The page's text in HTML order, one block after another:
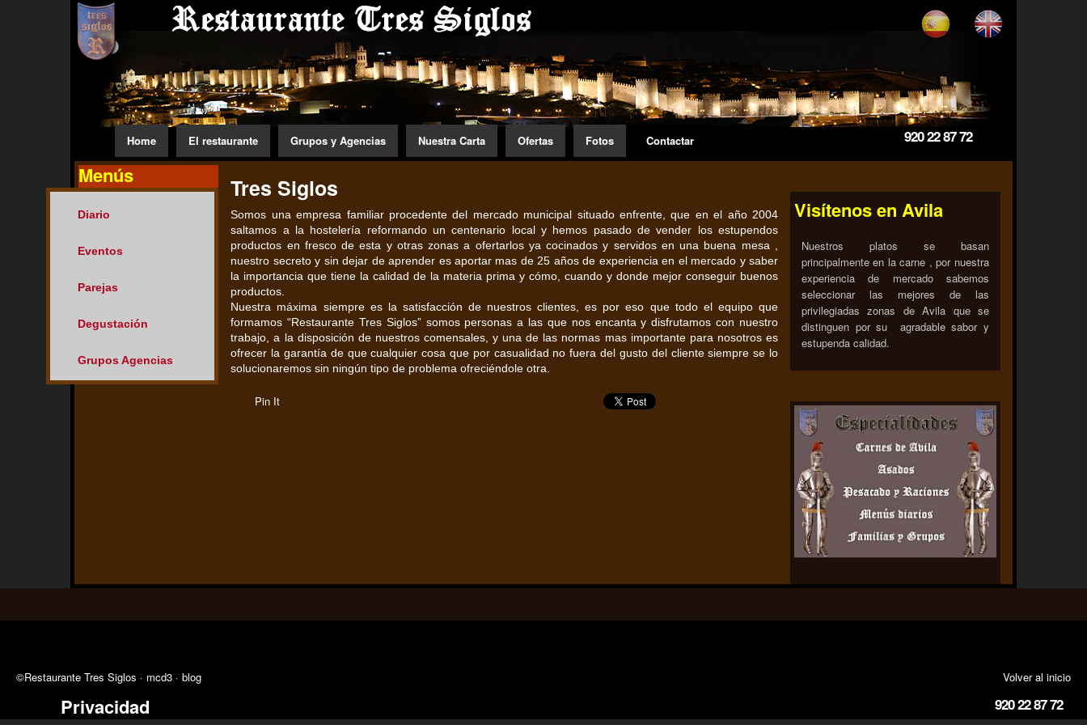
Home El restaurante Grupos y Agencias Nuestra Carta Ofertas Fotos Contactar 920 22 87 72
Menús
Diario
Eventos
Parejas
Degustación
Grupos Agencias
Tres Siglos
Somos una empresa familiar procedente del mercado municipal situado enfrente, que en el año 2004
saltamos a la hostelería reformando un centenario local y hemos pasado de vender los estupendos
productos en fresco de esta y otras zonas a ofertarlos ya cocinados y servidos en una buena mesa ,
nuestro secreto y sin dejar de aprender es aportar mas de 25 años de experiencia en el mercado y saber
la importancia que tiene la calidad de la materia prima y cómo, cuando y donde mejor conseguir buenos
productos.
Nuestra máxima siempre es la satisfacción de nuestros clientes, es por eso que todo el equipo que
formamos “Restaurante Tres Siglos” somos personas a las que nos encanta y disfrutamos con nuestro
trabajo, a la disposición de nuestros comensales, y una de las normas mas importante para nosotros es
ofrecer la garantía de que cualquier cosa que por casualidad no fuera del gusto del cliente siempre se lo
solucionaremos sin ningún tipo de problema ofreciéndole otra.
Pin It
Visítenos en Avila
Nuestros platos se basan
principalmente en la carne , por nuestra
experiencia de mercado sabemos
seleccionar las mejores de las
privilegiadas zonas de Avila que se
distinguen por su agradable sabor y
estupenda calidad.
Volver al inicio
©Restaurante Tres Siglos · mcd3 · blog
Privacidad 920 22 87 72